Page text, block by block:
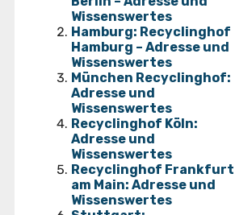
Wissenswertes
Hamburg: Recyclinghof
Hamburg – Adresse und
Wissenswertes
München Recyclinghof:
Adresse und
Wissenswertes
Recyclinghof Köln:
Adresse und
Wissenswertes
Recyclinghof Frankfurt
am Main: Adresse und
Wissenswertes